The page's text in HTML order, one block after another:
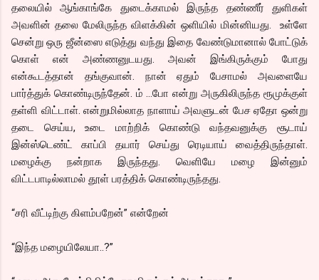
தலையில் ஆங்காங்கே துடைக்காமல் இருந்த தண்ணீர் துளிகள்
அவளின் தலை மேலிருந்த விளக்கின் ஒளியில் மின்னியது. உள்ளே
சென்று ஒரு ஜீன்ஸை எடுத்து வந்து இதை வேண்டுமானால் போட்டுக்
கொள் என் அண்ணனுடயது. அவன் இங்கிருக்கும் போது
என்கூடத்தான் தங்குவான். நான் ஏதும் பேசாமல் அவளையே
பார்த்துக் கொண்டிருந்தேன். ம் …போ என்று அருகிலிருந்த ரூமுக்குள்
தள்ளி விட்டாள். என்றுமில்லாத நாளாய் அவளுடன் பேச ஏதோ ஒன்று
தடை செய்ய, உடை மாற்றிக் கொண்டு வந்தவனுக்கு சூடாய்
இன்ஸ்டெண்ட் காப்பி தயார் செய்து ரெடியாய் வைத்திருந்தாள்.
மழைக்கு நன்றாக இருந்தது. வெளியே மழை இன்னும்
விட்டபாடில்லாமல் தூள் பரத்திக் கொண்டிருந்தது.
“சரி வீட்டிற்கு கிளம்பறேன்” என்றேன்
“இந்த மழையிலேயா..?”